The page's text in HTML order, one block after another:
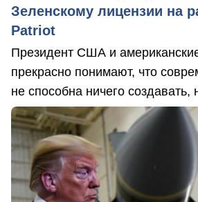
Зеленскому лицензии на
Patriot
Президент США и
прекрасно понимают, что
не способна ничего